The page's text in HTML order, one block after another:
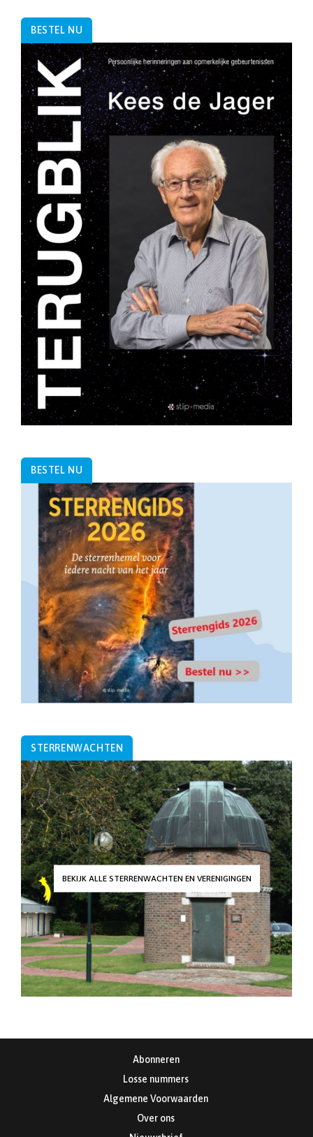
BESTEL NU
BESTEL NU
STERRENWACHTEN
BEKIJK ALLE STERRENWACHTEN EN VERENIGINGEN
Abonneren
Losse nummers
Algemene Voorwaarden
Over ons